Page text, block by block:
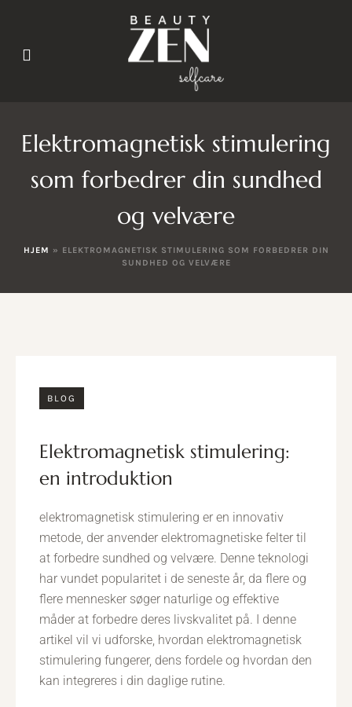
Elektromagnetisk stimulering
som forbedrer din sundhed
og velvære
HJEM » ELEKTROMAGNETISK STIMULERING SOM FORBEDRER DIN
SUNDHED OG VELVÆRE
BLOG
elektromagnetisk stimulering:
en introduktion
elektromagnetisk stimulering er en innovativ
metode, der anvender elektromagnetiske felter til
at forbedre sundhed og velvære. Denne teknologi
har vundet popularitet i de seneste år, da flere og
flere mennesker søger naturlige og effektive
måder at forbedre deres livskvalitet på. I denne
artikel vil vi udforske, hvordan elektromagnetisk
stimulering fungerer, dens fordele og hvordan den
kan integreres i din daglige rutine.